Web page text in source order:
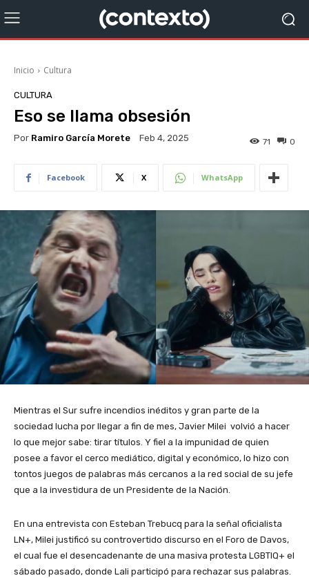
Inicio Cultura
CULTURA
Eso se llama obsesión
Por Ramiro García Morete Feb 4, 2025 0
71
Facebook X WhatsApp
Mientras el Sur sufre incendios inéditos y gran parte de la
sociedad lucha por llegar a fin de mes, Javier Milei volvió a hacer
lo que mejor sabe: tirar títulos. Y fiel a la impunidad de quien
posee a favor el cerco mediático, digital y económico, lo hizo con
tontos juegos de palabras más cercanos a la red social de su jefe
que a la investidura de un Presidente de la Nación.
En una entrevista con Esteban Trebucq para la señal oficialista
LN+, Milei justificó su controvertido discurso en el Foro de Davos,
el cual fue el desencadenante de una masiva protesta LGBTIQ+ el
sábado pasado, donde Lali participó para rechazar sus palabras.